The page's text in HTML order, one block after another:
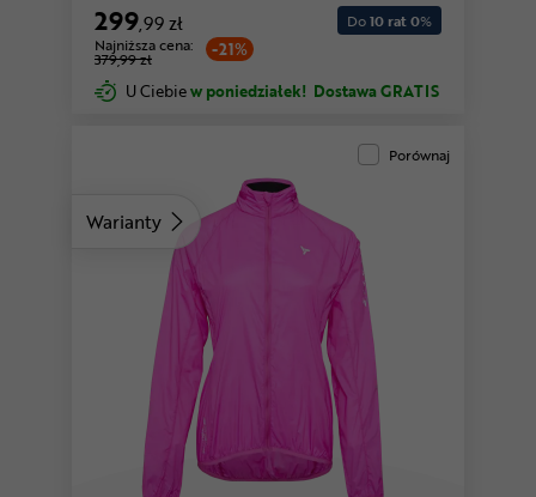
299,99 zł
-21%
Najniższa cena:
379,99 zł
Do10 rat 0%
U Ciebiew poniedziałek! Dostawa GRATIS
Warianty
czarny
Porównaj